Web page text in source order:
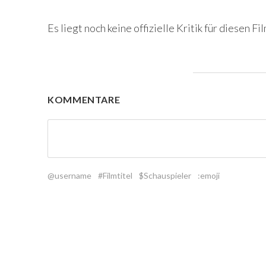
Es liegt noch keine offizielle Kritik für diesen
KOMMENTARE
@username #Filmtitel $Schauspieler :emoji